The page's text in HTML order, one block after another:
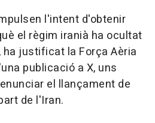
l'intent d'obtenir
el règim iranià ha ocultat
justificat la Força Aèria
publicació a X, uns
el llançament de
de l'Iran.